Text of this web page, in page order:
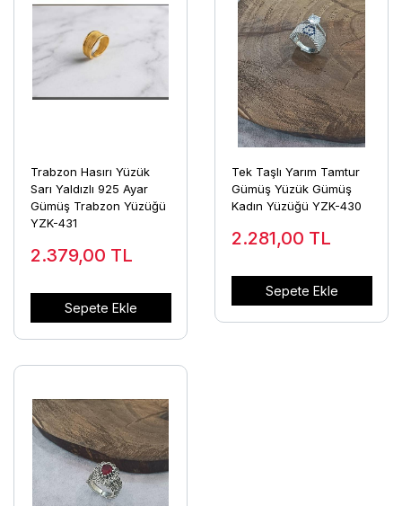
Trabzon Hasırı Yüzük
Sarı Yaldızlı 925 Ayar
Gümüş Trabzon Yüzüğü
YZK-431
2.379,00 TL
Sepete Ekle
Tek Taşlı Yarım Tamtur
Gümüş Yüzük Gümüş
Kadın Yüzüğü YZK-430
2.281,00 TL
Sepete Ekle